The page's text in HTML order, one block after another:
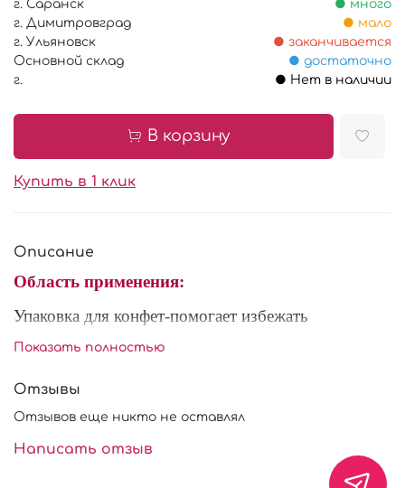
г. Саранск
● много
г. Димитровград
● мало
г. Ульяновск
● заканчивается
Основной склад
● достаточно
г.
● Нет в наличии
В корзину
Купить в 1 клик
Описание
Область применения:
Упаковка для конфет-помогает избежать
повреждения готовой продукции при
презентации, и приносит больше красоты
Характеристики:
Показать полностью
Отзывы
Отзывов еще никто не оставлял
Написать отзыв